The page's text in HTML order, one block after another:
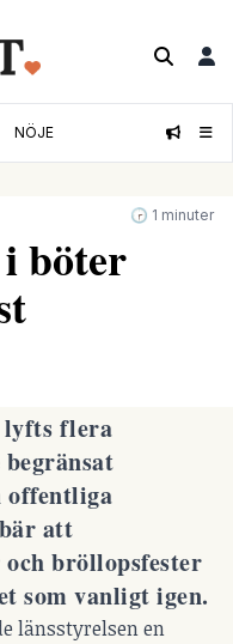
NÖJE
🕝 1 minuter
böter
lyfts flera
offentliga
att
bröllopsfester
som vanligt igen.
länsstyrelsen en